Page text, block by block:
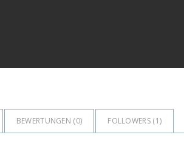
BEWERTUNGEN (0) FOLLOWERS (1)